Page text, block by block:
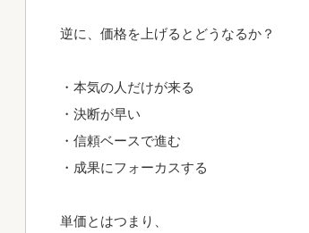
逆に、価格を上げるとどうなるか？
・本気の人だけが来る
・決断が早い
・信頼ベースで進む
・成果にフォーカスする
単価とはつまり、